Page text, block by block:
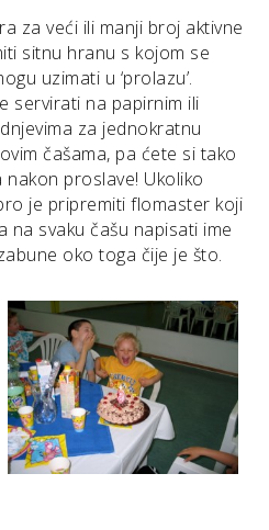
za veći ili manji broj aktivne
sitnu hranu s kojom se
uzimati u ‘prolazu’.
servirati na papirnim ili
za jednokratnu
čašama, pa ćete si tako
nakon proslave! Ukoliko
je pripremiti flomaster koji
na svaku čašu napisati ime
oko toga čije je što.